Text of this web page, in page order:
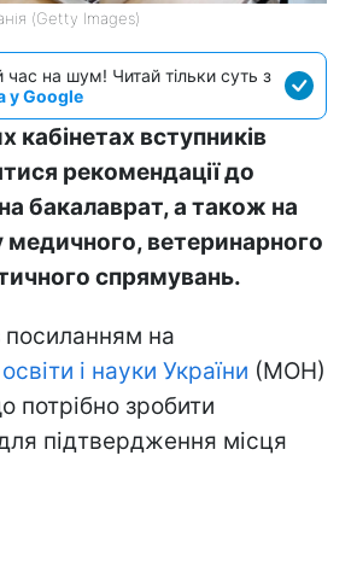
(Getty Images)
час на шум! Читай тільки суть з
у Google
кабінетах вступників
рекомендації до
бакалаврат, а також на
медичного, ветеринарного
спрямувань.
посиланням на
і науки України (МОН)
потрібно зробити
підтвердження місця